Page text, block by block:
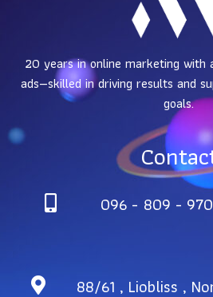
20 years in online marketing with
ads—skilled in driving results and
goals.
096 - 809 -
88/61 , Liobliss ,